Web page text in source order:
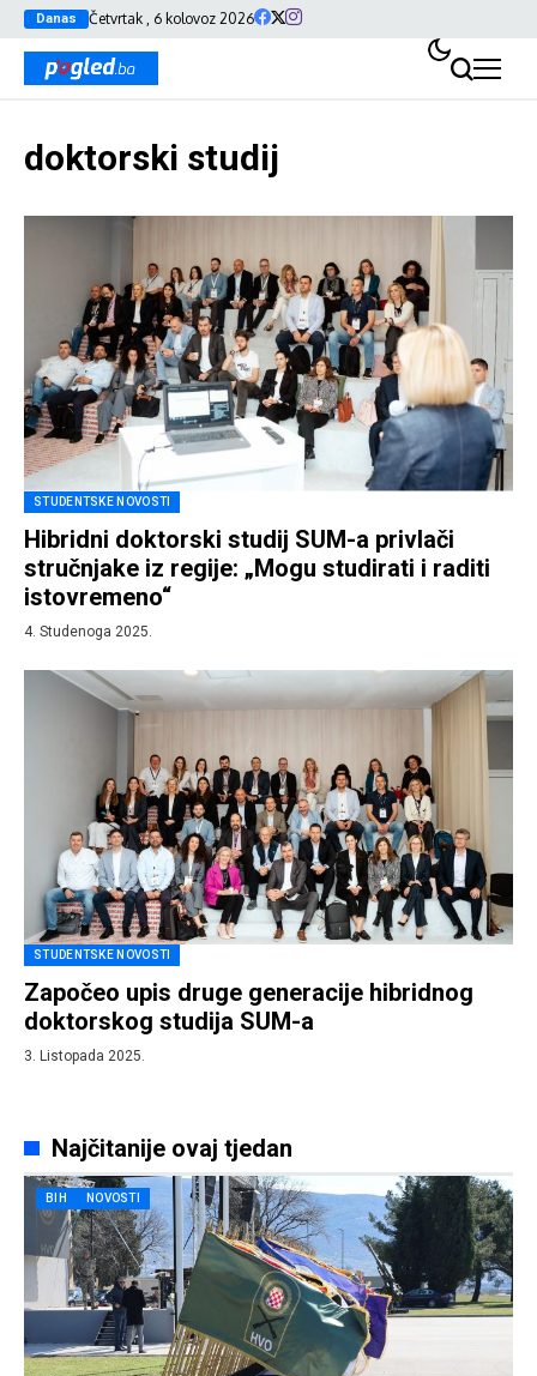
Danas Četvrtak , 6 kolovoz 2026
doktorski studij
STUDENTSKE NOVOSTI
Hibridni doktorski studij SUM-a privlači
stručnjake iz regije: „Mogu studirati i raditi
istovremeno“
4. Studenoga 2025.
STUDENTSKE NOVOSTI
Započeo upis druge generacije hibridnog
doktorskog studija SUM-a
3. Listopada 2025.
Najčitanije ovaj tjedan
BIH NOVOSTI